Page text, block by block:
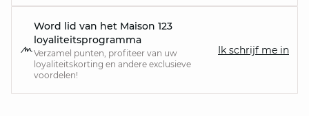
Word lid van het Maison 123
loyaliteitsprogramma
Verzamel punten, profiteer van uw
loyaliteitskorting en andere exclusieve
voordelen!
Ik schrijf me in